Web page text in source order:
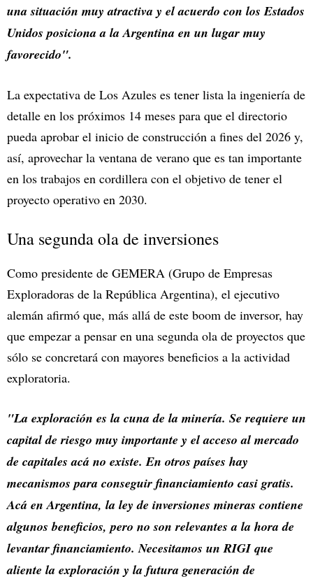
una situación muy atractiva y el acuerdo con los Estados
Unidos posiciona a la Argentina en un lugar muy
favorecido".
La expectativa de Los Azules es tener lista la ingeniería de
detalle en los próximos 14 meses para que el directorio
pueda aprobar el inicio de construcción a fines del 2026 y,
así, aprovechar la ventana de verano que es tan importante
en los trabajos en cordillera con el objetivo de tener el
proyecto operativo en 2030.
Una segunda ola de inversiones
Como presidente de GEMERA (Grupo de Empresas
Exploradoras de la República Argentina), el ejecutivo
alemán afirmó que, más allá de este boom de inversor, hay
que empezar a pensar en una segunda ola de proyectos que
sólo se concretará con mayores beneficios a la actividad
exploratoria.
"La exploración es la cuna de la minería. Se requiere un
capital de riesgo muy importante y el acceso al mercado
de capitales acá no existe. En otros países hay
mecanismos para conseguir financiamiento casi gratis.
Acá en Argentina, la ley de inversiones mineras contiene
algunos beneficios, pero no son relevantes a la hora de
levantar financiamiento. Necesitamos un RIGI que
aliente la exploración y la futura generación de